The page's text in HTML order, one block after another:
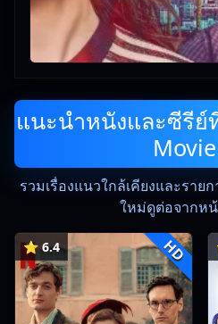
แนะนำหนังและซีรีย์
รวมเรื่องแนวใกล้เคียงและราย
ใหม่ดูต่อจากห
⭐ 6.4 HD